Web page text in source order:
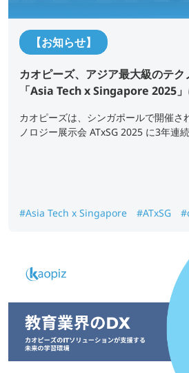
【お知らせ】
カオピーズ、アジア最大級のテ
「Asia Tech x Singapore 2025
カオピーズは、シンガポールで開催さ
ノロジー展示会 ATxSG 2025 に3年連
#Asia Tech x Singapore #ATxSG